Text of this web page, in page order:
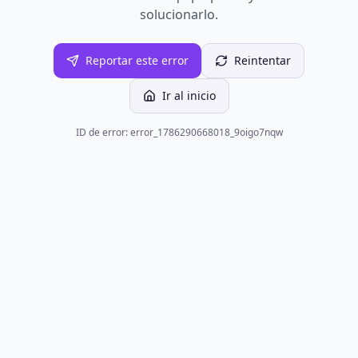
solucionarlo.
Reportar este error Reintentar
Ir al inicio
ID de error: error_1786290668018_9oigo7nqw